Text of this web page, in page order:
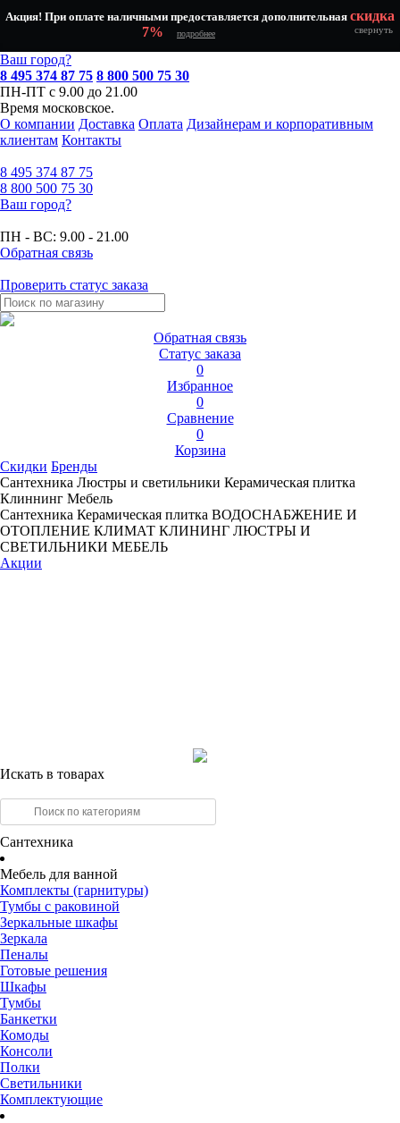
Акция! При оплате наличными предоставляется дополнительная скидка
7%
подробнее свернуть
Ваш город?
8 495 374 87 75 8 800 500 75 30
ПН-ПТ с 9.00 до 21.00
Время московское.
О компании Доставка Оплата Дизайнерам и корпоративным
клиентам Контакты
8 495 374 87 75
8 800 500 75 30
Ваш город?
ПН - ВС: 9.00 - 21.00
Обратная связь
Проверить статус заказа
Обратная связь
Статус заказа
0
Избранное
0
Сравнение
0
Корзина
Скидки Бренды
Сантехника Люстры и светильники Керамическая плитка
Клиннинг Мебель
Сантехника Керамическая плитка ВОДОСНАБЖЕНИЕ И
ОТОПЛЕНИЕ КЛИМАТ КЛИНИНГ ЛЮСТРЫ И
СВЕТИЛЬНИКИ МЕБЕЛЬ
Акции
Искать в товарах
Сантехника
Мебель для ванной
Комплекты (гарнитуры)
Тумбы с раковиной
Зеркальные шкафы
Зеркала
Пеналы
Готовые решения
Шкафы
Тумбы
Банкетки
Комоды
Консоли
Полки
Светильники
Комплектующие